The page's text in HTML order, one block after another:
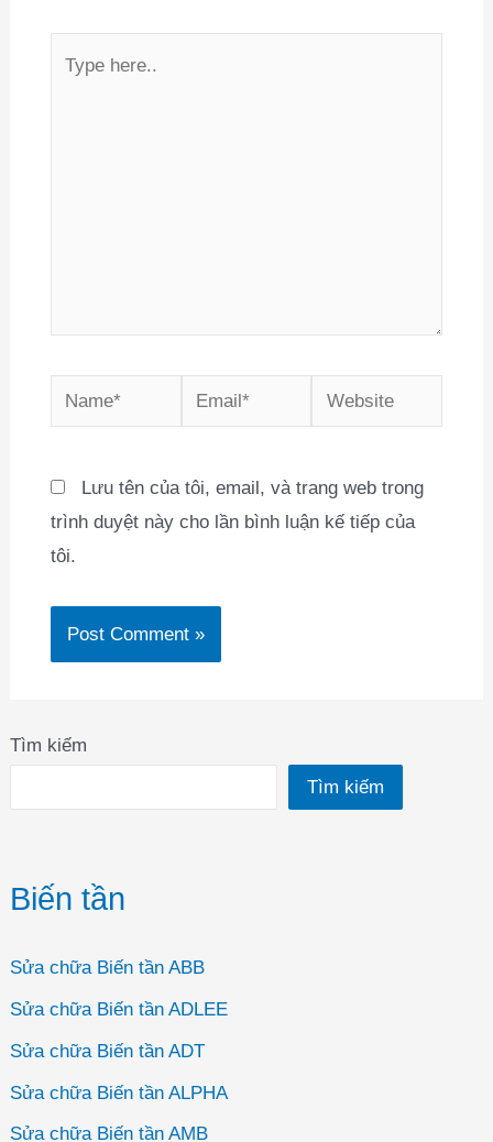
Tìm kiếm
Tìm kiếm
Biến tần
Sửa chữa Biến tần ABB
Sửa chữa Biến tần ADLEE
Sửa chữa Biến tần ADT
Sửa chữa Biến tần ALPHA
Sửa chữa Biến tần AMB
here..
Name* Email* Website
Lưu tên của tôi, email, và trang web trong
trình duyệt này cho lần bình luận kế tiếp của
tôi.